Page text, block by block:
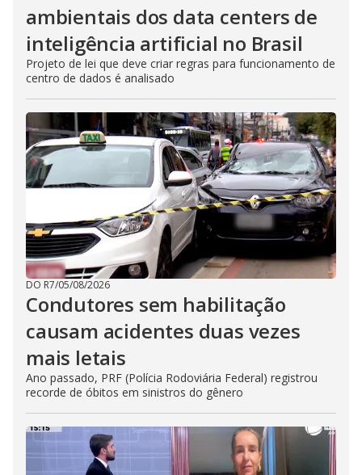
ambientais dos data centers de
inteligência artificial no Brasil
Projeto de lei que deve criar regras para funcionamento de
centro de dados é analisado
DO R7/05/08/2026
Condutores sem habilitação
causam acidentes duas vezes
mais letais
Ano passado, PRF (Polícia Rodoviária Federal) registrou
recorde de óbitos em sinistros do gênero